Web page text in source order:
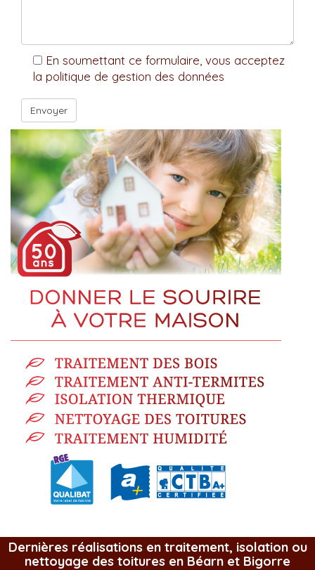
En soumettant ce formulaire, vous acceptez
la politique de gestion des données
Dernières réalisations en traitement, isolation ou
nettoyage des toitures en Béarn et Bigorre